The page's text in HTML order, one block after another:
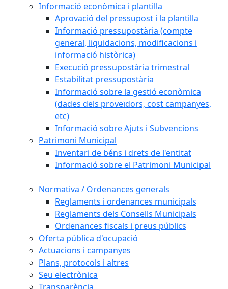
Informació econòmica i plantilla
Aprovació del pressupost i la plantilla
Informació pressupostària (compte
general, liquidacions, modificacions i
informació històrica)
Execució pressupostària trimestral
Estabilitat pressupostària
Informació sobre la gestió econòmica
(dades dels proveïdors, cost campanyes,
etc)
Informació sobre Ajuts i Subvencions
Patrimoni Municipal
Inventari de béns i drets de l'entitat
Informació sobre el Patrimoni Municipal
Normativa / Ordenances generals
Reglaments i ordenances municipals
Reglaments dels Consells Municipals
Ordenances fiscals i preus públics
Oferta pública d'ocupació
Actuacions i campanyes
Plans, protocols i altres
Seu electrònica